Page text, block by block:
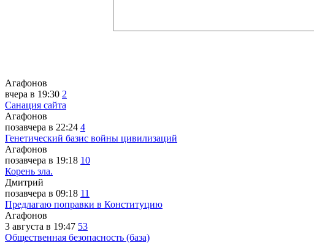
Агафонов
вчера в 19:30 2
Санация сайта
Агафонов
позавчера в 22:24 4
Генетический базис войны цивилизаций
Агафонов
позавчера в 19:18 10
Корень зла.
Дмитрий
позавчера в 09:18 11
Предлагаю поправки в Конституцию
Агафонов
3 августа в 19:47 53
Общественная безопасность (база)